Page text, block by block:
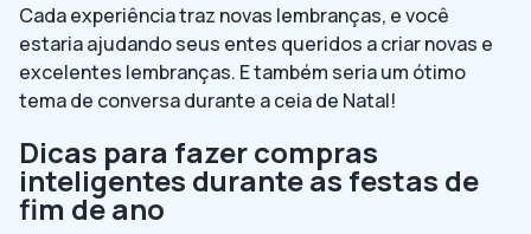
Cada experiência traz novas lembranças, e você
estaria ajudando seus entes queridos a criar novas e
excelentes lembranças. E também seria um ótimo
tema de conversa durante a ceia de Natal!
Dicas para fazer compras
inteligentes durante as festas de
fim de ano